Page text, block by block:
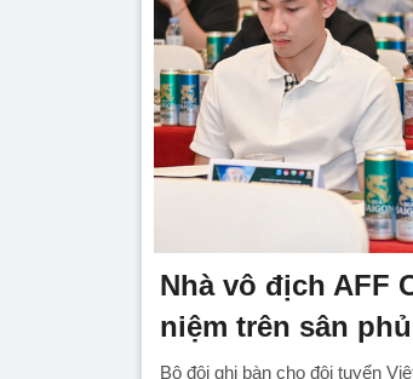
Nhà vô địch AFF
niệm trên sân
Bộ đôi ghi bàn cho đội tuyển